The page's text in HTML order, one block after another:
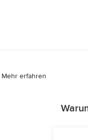
Mehr erfahren